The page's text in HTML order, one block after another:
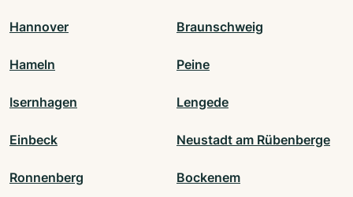
Hannover Braunschweig
Hameln Peine
Isernhagen Lengede
Einbeck Neustadt am Rübenberge
Ronnenberg Bockenem